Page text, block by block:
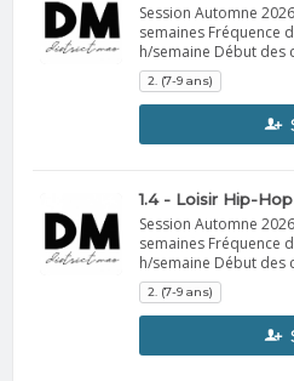
Session Automne
semaines Fréquence
h/semaine Début des
Vous recevrez, la
session, un courriel
informations importantes. À apporter :
confortables de sport
d'intérieur Bouteille d'eau Spectacle de fin d’année
supplémentaires à
2. (7-9 ans)
1.4 - Loisir Hip-
Session Automne
semaines Fréquence
h/semaine Début des
Vous recevrez, la
session, un courriel
informations importantes. À apporter :
confortables de sport
d'intérieur Bouteille d'eau Spectacle de fin d’année
2. (7-9 ans)